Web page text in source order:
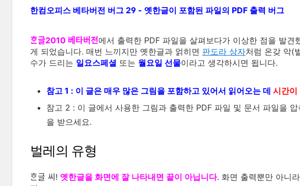
한컴오피스 베타버전 버그 29 - 옛한글이 포함된 파일의 PDF 출력 버그
ᄒᆞᆫ글2010 베타버전에서 출력한 PDF 파일을 살펴보다가 이상한 점을 발
게 되었습니다. 매번 느끼지만 옛한글과 얽히면 판도라 상자처럼 온갖 악(
수가 드리는 일요스페셜 또는 월요일 선물이라고 생각하시면 됩니다.
참고 1 : 이 글은 매우 많은 그림을 포함하고 있어서 읽어오는 데 시간이
참고 2 : 이 글에서 사용한 그림과 출력한 PDF 파일 및 문서 파일을
을 받으세요.
벌레의 유형
ᄒᆞᆫ글 씨! 옛한글을 화면에 잘 나타내면 끝이 아닙니다. 화면 출력뿐만 아니